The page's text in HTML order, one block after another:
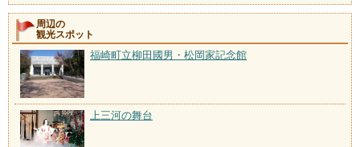
周辺の
観光スポット
福崎町立柳田國男・松岡家記念館
上三河の舞台